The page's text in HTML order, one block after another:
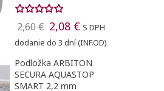
2,60 € 2,08 € S DPH
dodanie do 3 dní (INF.OD)
Podložka ARBITON
SECURA AQUASTOP
SMART 2,2 mm